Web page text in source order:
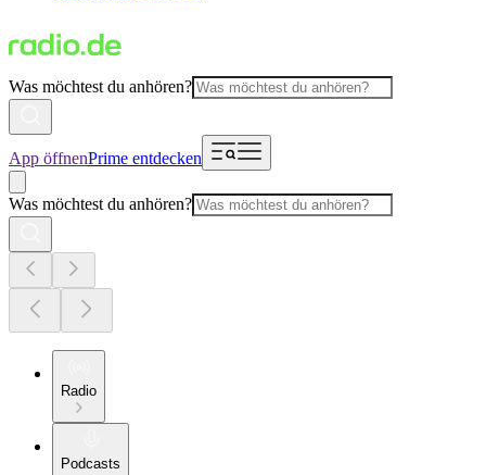
Was möchtest du anhören?
App öffnenPrime entdecken
Was möchtest du anhören?
Radio
Podcasts